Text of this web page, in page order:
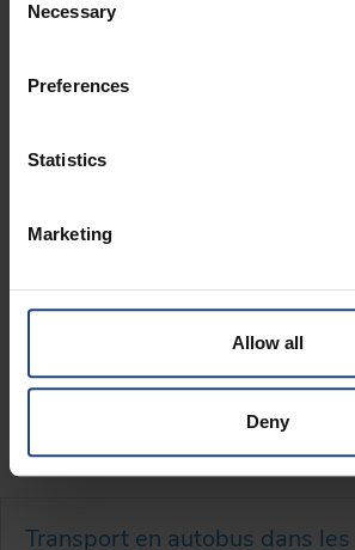
Selection
Necessary
Preferences
Statistics
Marketing
Allow all
Deny
Transport en autobus dans les